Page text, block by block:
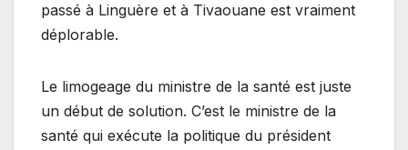
passé à Linguère et à Tivaouane est vraiment
déplorable.
Le limogeage du ministre de la santé est juste
un début de solution. C’est le ministre de la
santé qui exécute la politique du président